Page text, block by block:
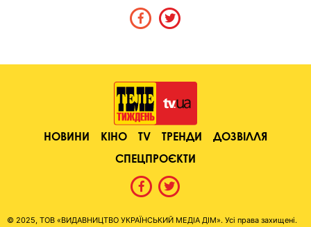
НОВИНИ КІНО TV ТРЕНДИ
ДОЗВІЛЛЯ
СПЕЦПРОЄКТИ
© 2025, ТОВ «ВИДАВНИЦТВО УКРАЇНСЬКИЙ МЕДІА ДІМ». Усі права захищені.